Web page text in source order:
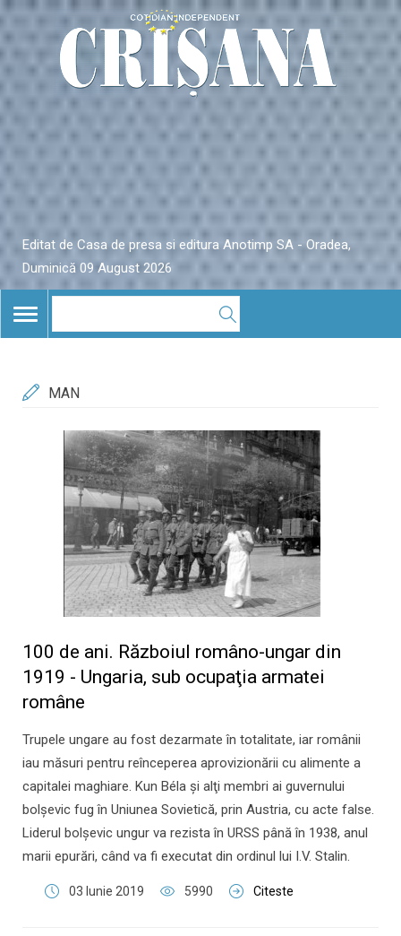
Editat de Casa de presa si editura Anotimp SA - Oradea,
Duminică 09 August 2026
TOGGLE
NAVIGATION
MAN
100 de ani. Războiul româno-ungar din
1919 - Ungaria, sub ocupaţia armatei
române
Trupele ungare au fost dezarmate în totalitate, iar românii
iau măsuri pentru reînceperea aprovizionării cu alimente a
capitalei maghiare. Kun Béla şi alţi membri ai guvernului
bolşevic fug în Uniunea Sovietică, prin Austria, cu acte false.
Liderul bolşevic ungur va rezista în URSS până în 1938, anul
marii epurări, când va fi executat din ordinul lui I.V. Stalin.
03 Iunie 2019 5990 Citeste